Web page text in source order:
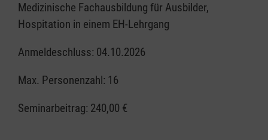
Medizinische Fachausbildung für Ausbilder,
Hospitation in einem EH-Lehrgang
Anmeldeschluss: 04.10.2026
Max. Personenzahl: 16
Seminarbeitrag: 240,00 €